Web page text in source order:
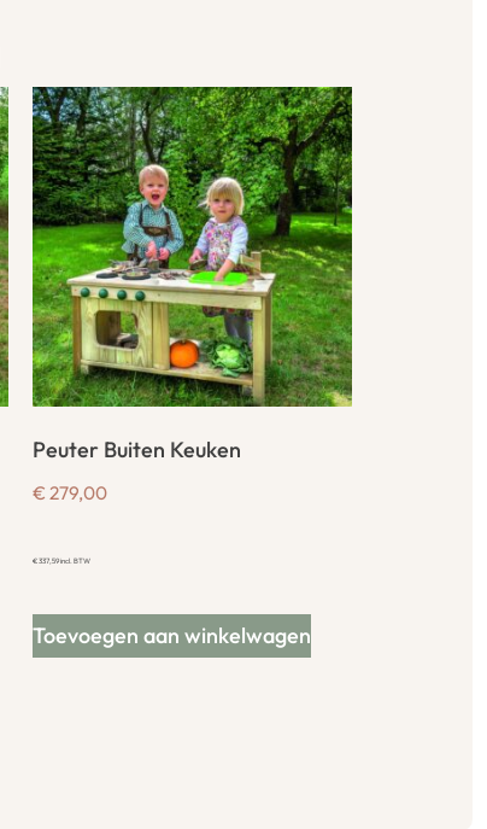
Peuter Buiten Keuken
€ 279,00
€337,59incl. BTW
Toevoegen aan winkelwagen